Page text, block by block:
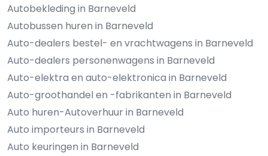
Autobekleding in Barneveld
Autobussen huren in Barneveld
Auto-dealers bestel- en vrachtwagens in Barneveld
Auto-dealers personenwagens in Barneveld
Auto-elektra en auto-elektronica in Barneveld
Auto-groothandel en -fabrikanten in Barneveld
Auto huren-Autoverhuur in Barneveld
Auto importeurs in Barneveld
Auto keuringen in Barneveld